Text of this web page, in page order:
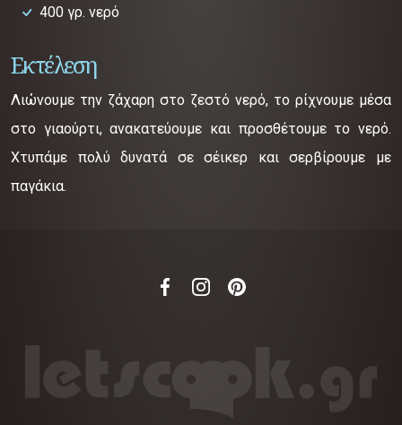
400 γρ. νερό
Εκτέλεση
Λιώνουμε την ζάχαρη στο ζεστό νερό, το ρίχνουμε μέσα
στο γιαούρτι, ανακατεύουμε και προσθέτουμε το νερό.
Χτυπάμε πολύ δυνατά σε σέικερ και σερβίρουμε με
παγάκια.